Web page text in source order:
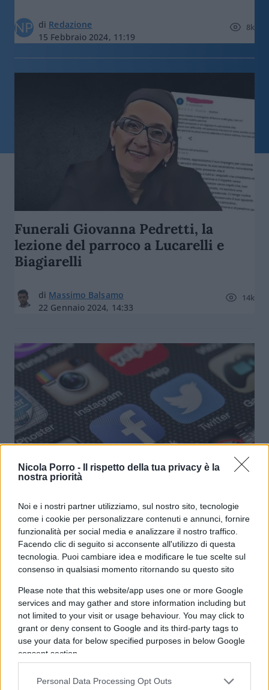
Nicola Porro -
Il rispetto della tua privacy è la
nostra priorità
Noi e i nostri partner utilizziamo, sul nostro sito, tecnologie
come i cookie per personalizzare contenuti e annunci, fornire
funzionalità per social media e analizzare il nostro traffico.
Facendo clic di seguito si acconsente all'utilizzo di questa
tecnologia. Puoi cambiare idea e modificare le tue scelte sul
consenso in qualsiasi momento ritornando su questo sito
Please note that this website/app uses one or more Google
services and may gather and store information including but
not limited to your visit or usage behaviour. You may click to
grant or deny consent to Google and its third-party tags to
use your data for below specified purposes in below Google
consent section.
Personal Data Processing Opt Outs
di Redazione
15 Febbraio 2024, 11:19
8k
Funerali Giovanna Pedretti, la
lezione del parroco a Lucarelli e
Biagiarelli
di Massimo Balsamo
22 Gennaio 2024, 14:33
14k
L’osceno del villaggio
diFrancesco Teodori
18 Gennaio 2024, 19:00
13.5k